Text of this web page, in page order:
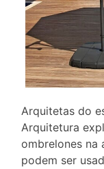
Arquitetas do
Arquitetura
ombrelones na
podem ser